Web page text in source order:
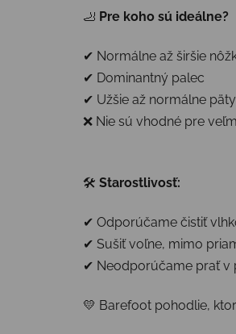
🦶 Pre koho sú ideálne?
✔ Normálne až širšie
✔ Dominantný palec
✔ Užšie až normálne päty
❌ Nie sú vhodné pre
🛠 Starostlivosť:
✔ Odporúčame čistiť
✔ Sušiť voľne, mimo
✔ Neodporúčame prať v
💛 Barefoot pohodlie,